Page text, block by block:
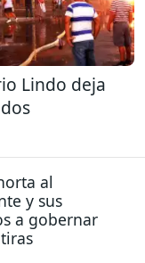
Lindo deja
al
y sus
a gobernar